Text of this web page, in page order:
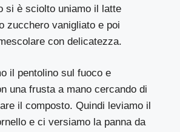
si è sciolto uniamo il latte
zucchero vanigliato e poi
con delicatezza.
il pentolino sul fuoco e
una frusta a mano cercando di
il composto. Quindi leviamo il
e ci versiamo la panna da